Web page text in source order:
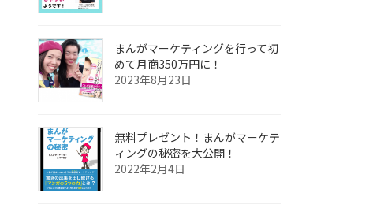
まんがマーケティングを行って初
めて月商350万円に！
2023年8月23日
無料プレゼント！まんがマーケテ
ィングの秘密を大公開！
2022年2月4日